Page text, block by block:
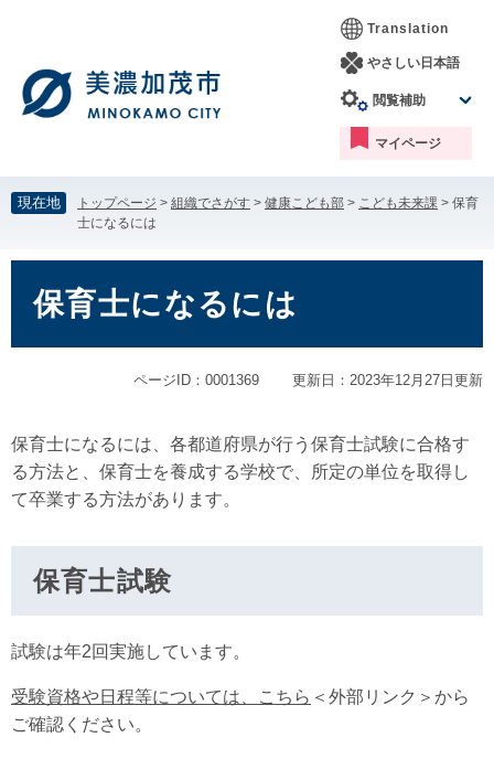
す。
し
て
本
へ
Translation
やさしい日本語
閲覧補助
マイページ
現在地 トップページ > 組織でさがす > 健康こども部 > こども未来課 > 保育
士になるには
保育士になるには
ページID：0001369 更新日：2023年12月27日更新
保育士になるには、各都道府県が行う保育士試験に合格す
る方法と、保育士を養成する学校で、所定の単位を取得し
て卒業する方法があります。
保育士試験
試験は年2回実施しています。
受験資格や日程等については、こちら ＜外部リンク＞ から
ご確認ください。